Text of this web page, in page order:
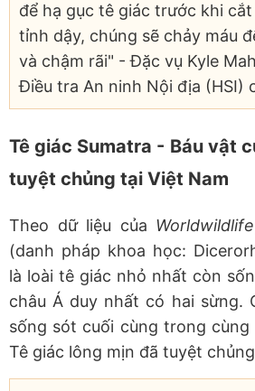
để hạ gục tê giác trước khi
tỉnh dậy, chúng sẽ chảy máu
và chậm rãi" - Đặc vụ Kyle
Điều tra An ninh Nội địa (HSI)
Tê giác Sumatra - Báu vật
tuyệt chủng tại Việt Nam
Theo dữ liệu của Worldwildlife
(danh pháp khoa học:
là loài tê giác nhỏ nhất còn
châu Á duy nhất có hai sừng.
sống sót cuối cùng trong
Tê giác lông mịn đã tuyệt